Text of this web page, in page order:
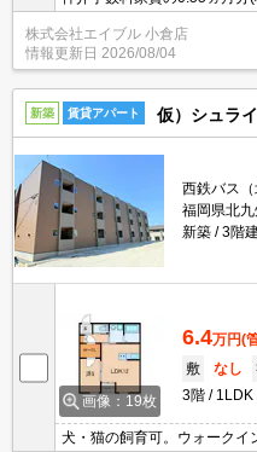
2.2万円、月額総支払額の
株式会社エイブル 小倉店
情報更新日 2026/08/04
新築 賃貸アパート 仮）シュラ
西鉄バス
福岡県北
新築
3階
画像：19枚
6.4万円(
敷
なし
3階
1LDK
犬・猫の飼育可。ウォークイ